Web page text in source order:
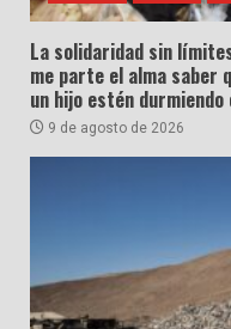
La solidaridad sin
me parte el alma saber
un hijo estén durmiendo
9 de agosto de 2026